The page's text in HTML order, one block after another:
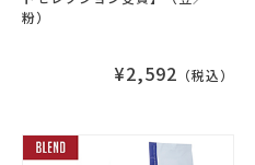
粉）
¥2,592 （税込）